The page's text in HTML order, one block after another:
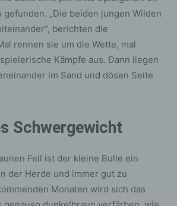
gefunden. „Die beiden jungen Wilden
berichten die
rennen sie um die Wette, mal
Kämpfe aus. Dann liegen
im Sand und dösen Seite
Schwergewicht
Fell ist der kleine Bulle ein
der Herde und immer gut zu
Monaten wird sich das